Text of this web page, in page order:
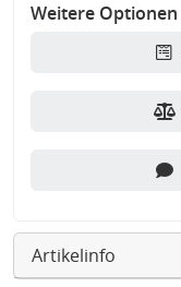
Weitere Optionen
Artikelinfo